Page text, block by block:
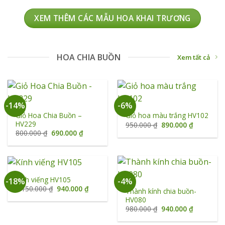
1.100.000 ₫.
XEM THÊM CÁC MẪU HOA KHAI TRƯƠNG
HOA CHIA BUỒN Xem tất cả
-14%
Giỏ Hoa Chia Buồn –
HV229
800.000₫ Giá
gốc
là:
690.000₫Giá
tại
-6%
Giỏ hoa màu trắng HV102
950.000₫ Giá
gốc
là:
890.000₫Giá
tại
-18%Kính viếng HV105
1.150.000₫ Giá
là:
940.000₫Giá
tại
-4%
Thành kính chia buồn-
HV080
980.000₫ Giá
là:
940.000₫Giá
tại